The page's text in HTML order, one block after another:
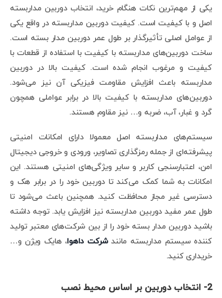
یکی از مهم‌ترین نکات هنگام خرید، انتخاب دوربین مداربسته
اصل و با کیفیت است. کیفیت دوربین مداربسته در واقع یکی
از عوامل اصلی تأثیرگذار بر طول عمر دوربین مدار بسته است.
ساخت دوربین‌های مداربسته با کیفیت با استفاده از قطعات با
کیفیت و مرغوب انجام شده است. کیفیت بالا در دوربین
مداربسته باعث افزایش مقاومت فیزیکی آن نیز می‌شود.
دوربین‌های مداربسته با کیفیت بالا در برابر عواملی همچون
گرد و غبار، آب، ضربه و… نیز مقاوم هستند.
سیستم‌های مداربسته اصل معمولا دارای امکانات امنیتی
پیشرفته‌ای از جمله رمزگذاری تصاویر، ورودی و خروجی دیجیتال
امن، اعتبارسنجی کاربر و سایر ویژگی‌های امنیتی هستند. این
امکانات به شما کمک می‌کند تا دوربین خود را در برابر هک و
دسترسی غیر مجاز محافظت کنید. همچنین باعث می‌شود تا
طول عمر مفید دوربین مداربسته نیز افزایش یابد. توجه داشته
باشید دوربین مدار بسته خود را از بین شرکت‌های معتبر تولید
کننده سیستم مداربسته مانندشرکت داهوا، هایک ویژن و…
خریداری کنید.
2- انتخاب دوربین بر اساس محیط نصب